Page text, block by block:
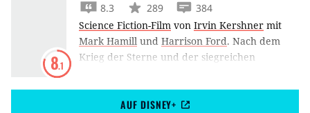
8.1
8.3 289
384
Science Fiction-Film von Irvin Kershner mit
Mark Hamill und Harrison Ford. Nach dem
Krieg der Sterne und der siegreichen
passieren muss: Das Imperium schlägt zurück.
Irvin Kershner übernahm dafür die Regie von
AUF DISNEY+